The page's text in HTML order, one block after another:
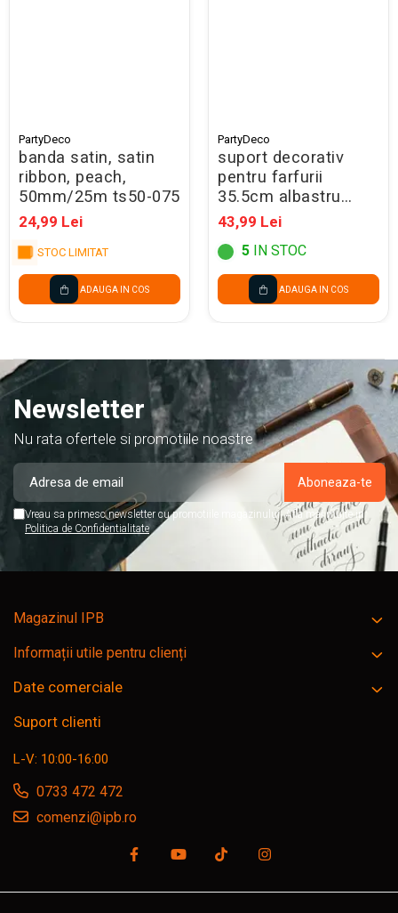
PartyDeco
banda satin, satin
ribbon, peach,
50mm/25m ts50-075
24,99 Lei
STOC LIMITAT
ADAUGA IN COS
PartyDeco
suport decorativ
pentru farfurii
35.5cm albastru
deschis-auriu 6/set
ppt11-011
43,99 Lei
5 IN STOC
ADAUGA IN COS
Newsletter
Nu rata ofertele si promotiile noastre
Vreau sa primesc newsletter cu promotiile magazinului. Afla mai multe in
Politica de Confidentialitate
Magazinul IPB
Informații utile pentru clienți
Date comerciale
Suport clienti
L-V: 10:00-16:00
0733 472 472
comenzi@ipb.ro